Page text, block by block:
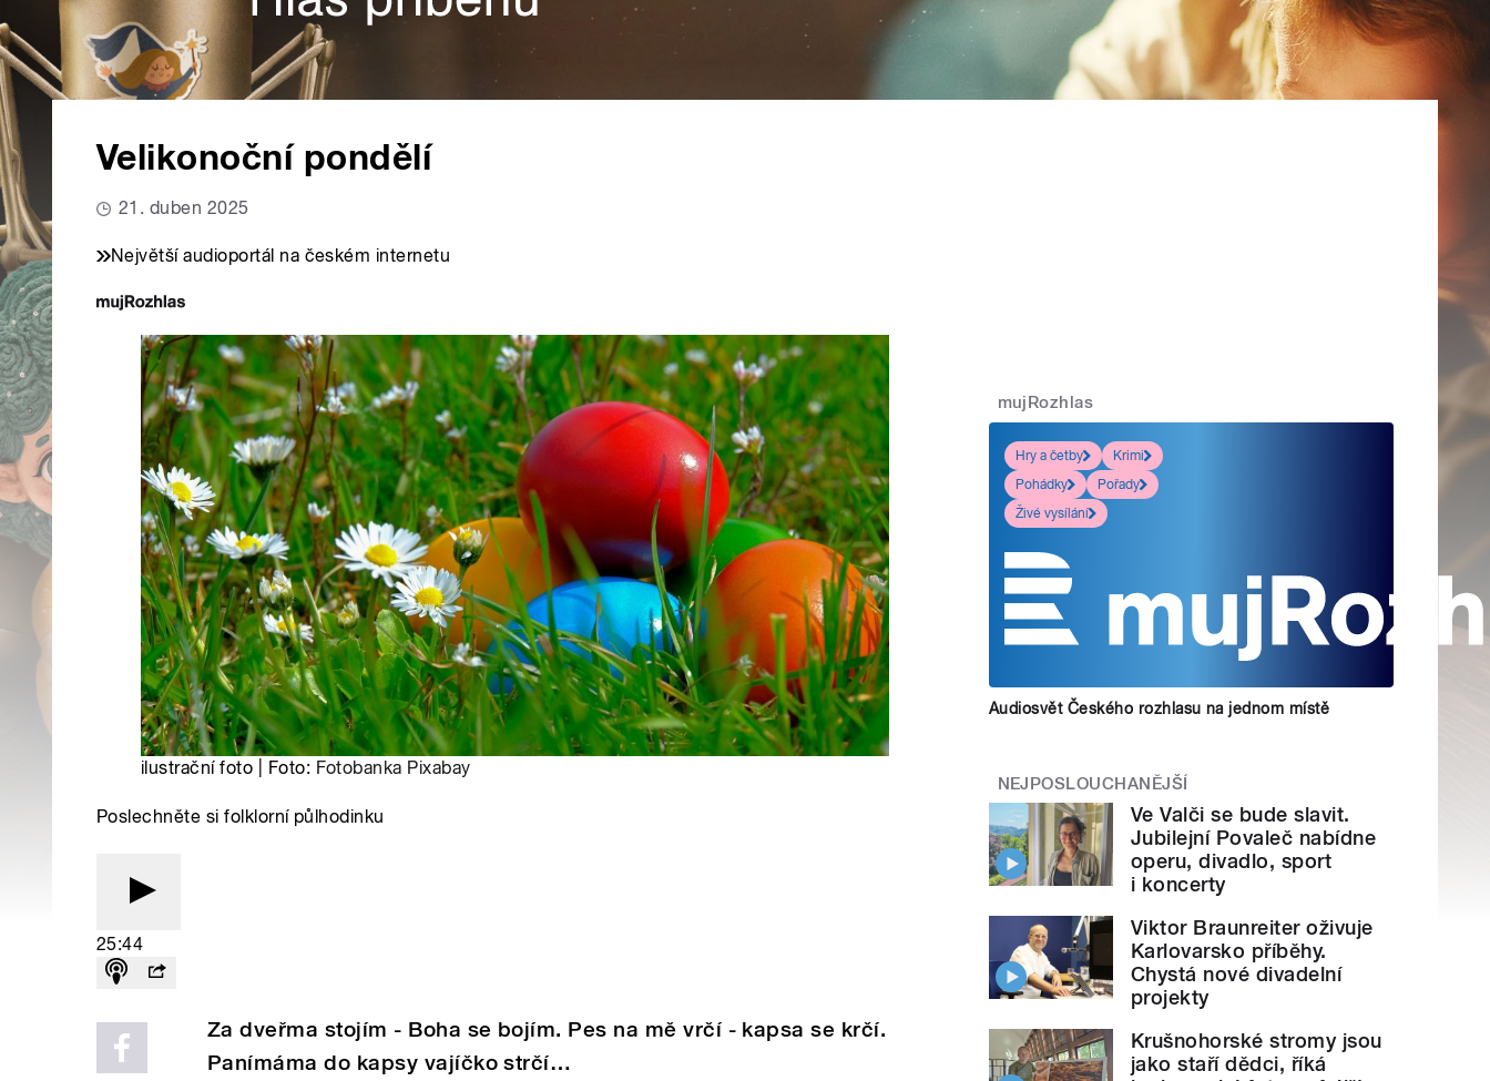
Velikonoční pondělí
21. duben 2025
Největší audioportál na českém internetu
ilustrační foto | Foto: Fotobanka Pixabay
Poslechněte si folklorní půlhodinku
25:44
Za dveřma stojím - Boha se bojím. Pes na mě vrčí - kapsa se krčí.
Panímáma do kapsy vajíčko strčí…
mujRozhlas
Hry a četby
Krimi
Pohádky
Pořady
Živé vysílání
Audiosvět Českého rozhlasu na jednom místě
NEJPOSLOUCHANĚJŠÍ
Ve Valči se bude slavit.
Jubilejní Povaleč nabídne
operu, divadlo, sport
i koncerty
Viktor Braunreiter oživuje
Karlovarsko příběhy.
Chystá nové divadelní
projekty
Krušnohorské stromy jsou
jako staří dědci, říká